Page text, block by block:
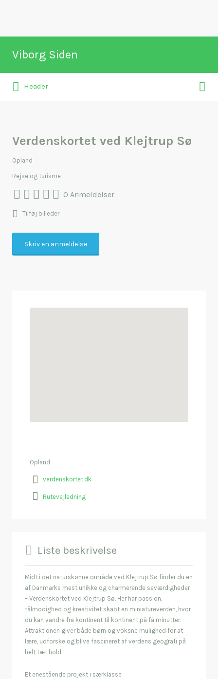
Viborg Siden
Naviger rundt i Viborg
efter:
Header
Verdenskortet ved Klejtrup Sø
Opland
Rejse og turisme
0 Anmeldelser
Tilføj billeder
Skriv en anmeldelse
Opland
verdenskortet.dk
Rutevejledning
Liste beskrivelse
Midt i det naturskønne område ved Klejtrup Sø finder du en
af Danmarks mest unikke og charmerende seværdigheder
– Verdenskortet ved Klejtrup Sø. Her har passion,
tålmodighed og kreativitet skabt en miniatureverden, hvor
du kan vandre fra kontinent til kontinent på få minutter.
Attraktionen giver både børn og voksne mulighed for at
lære, udforske og blive fascineret af verdens geografi på
helt tæt hold.
Et enestående projekt i særklasse